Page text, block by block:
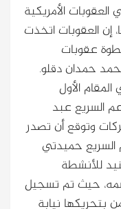
الأمريكية
إن العقوبات اتخذت
عقوبات
حمدان دقلو.
الأول
السريع عبد
وتوقع أن تصدر
السريع حميدتي
للأنشطة
حيث تم تسجيل
بتحريكها نيابة